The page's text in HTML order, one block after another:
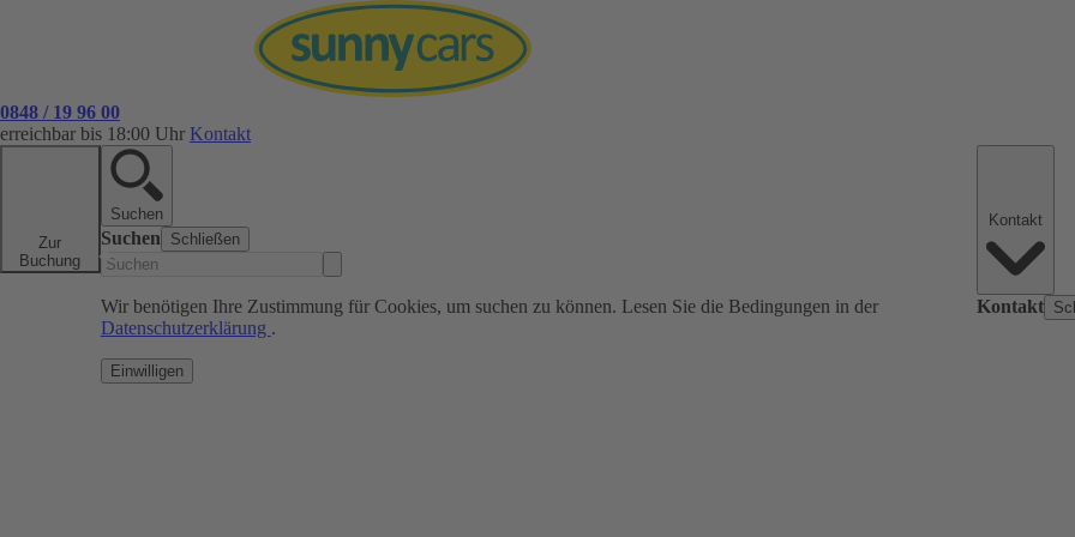
0848 / 19 96 00
erreichbar bis 18:00 Uhr Kontakt
Zur
Buchung
Suchen
Suchen Schließen
Wir benötigen Ihre Zustimmung für Cookies, um suchen zu können. Lesen Sie die Bedingungen in der
Datenschutzerklärung .
Einwilligen
Kontakt